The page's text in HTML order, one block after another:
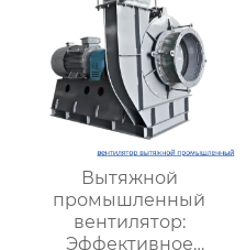
Вытяжной
промышленный
вентилятор:
Эффективное